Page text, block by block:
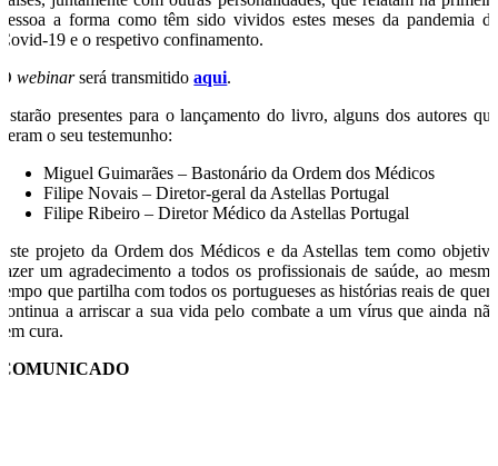
pessoa a forma como têm sido vividos estes meses da pandemia da
Covid-19 e o respetivo confinamento.
Owebinarserá transmitidoaqui.
Estarão presentes para o lançamento do livro, alguns dos autores que
deram o seu testemunho:
Miguel Guimarães – Bastonário da Ordem dos Médicos
Filipe Novais – Diretor-geral da Astellas Portugal
Filipe Ribeiro – Diretor Médico da Astellas Portugal
Este projeto da Ordem dos Médicos e da Astellas tem como objetivo
fazer um agradecimento a todos os profissionais de saúde, ao mesmo
tempo que partilha com todos os portugueses as histórias reais de quem
continua a arriscar a sua vida pelo combate a um vírus que ainda não
tem cura.
COMUNICADO